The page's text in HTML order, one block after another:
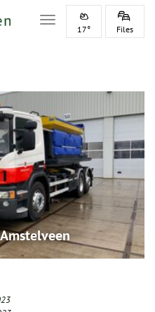
Toggle navigation
17° Files